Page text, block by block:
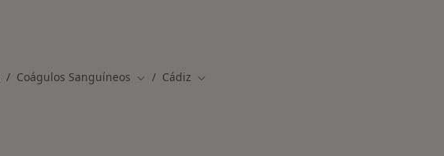
Coágulos Sanguíneos Cambiar de ciudad
Cádiz Cambiar de ciudad